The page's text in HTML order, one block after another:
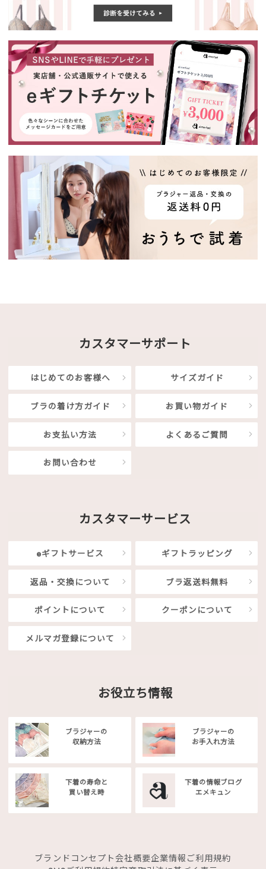
カスタマーサポート
はじめてのお客様へ サイズガイド
ブラの着け方ガイド お買い物ガイド
お支払い方法 よくあるご質問
お問い合わせ
カスタマーサービス
eギフトサービス ギフトラッピング
返品・交換について ブラ返送料無料
ポイントについて クーポンについて
メルマガ登録について
お役立ち情報
ブラジャーの
収納方法
ブラジャーの
お手入れ方法
下着の寿命と
買い替え時
下着の情報ブログ
エメキュン
ブランドコンセプト会社概要企業情報 ご利用規約